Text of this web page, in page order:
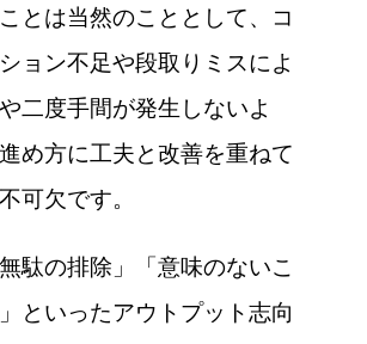
とは当然のこととして、コ
ョン不足や段取りミスによ
二度手間が発生しないよ
め方に工夫と改善を重ねて
可欠です。
駄の排除」「意味のないこ
といったアウトプット志向